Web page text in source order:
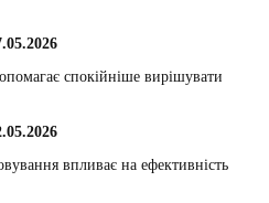
спокійніше вирішувати
впливає на ефективність